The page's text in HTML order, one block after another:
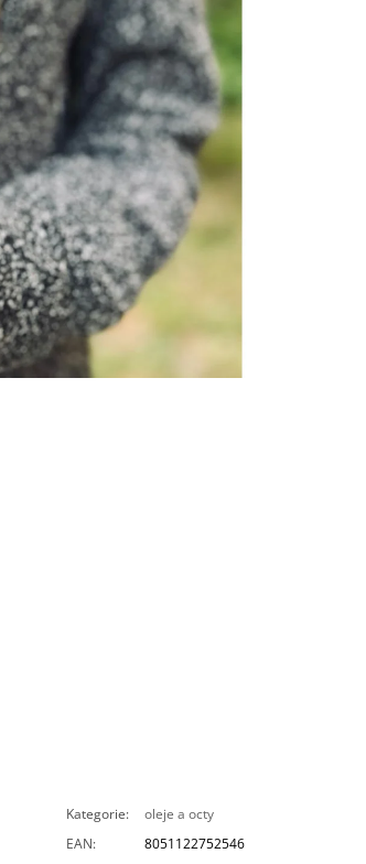
Kategorie:
oleje a octy
EAN: 8051122752546